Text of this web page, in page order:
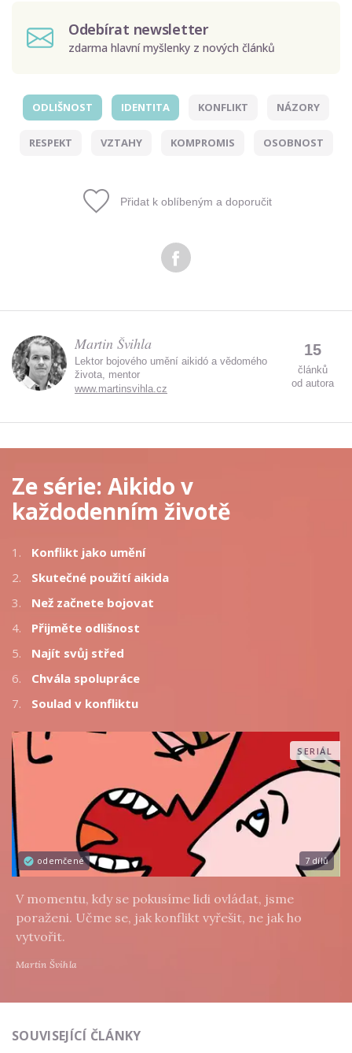
Odebírat newsletter
zdarma hlavní myšlenky z nových článků
Odeslat
ODLIŠNOST IDENTITA KONFLIKT NÁZORY
RESPEKT VZTAHY KOMPROMIS OSOBNOST
Přidat k oblíbeným a doporučit
Martin Švihla
Lektor bojového umění aikidó a vědomého
života, mentor
www.martinsvihla.cz
15
článků
od autora
Ze série: Aikido v
každodenním životě
1.
Konflikt jako umění
2.
Skutečné použití aikida
3.
Než začnete bojovat
4.
Přijměte odlišnost
5.
Najít svůj střed
6.
Chvála spolupráce
7.
Soulad v konfliktu
odemčené
SERIÁL
7 dílů
V momentu, kdy se pokusíme lidi ovládat, jsme
poraženi. Učme se, jak konflikt vyřešit, ne jak ho
vytvořit.
Martin Švihla
SOUVISEJÍCÍ ČLÁNKY